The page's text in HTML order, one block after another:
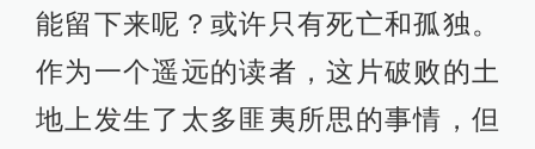
能留下来呢？或许只有死亡和孤独。
作为一个遥远的读者，这片破败的土
地上发生了太多匪夷所思的事情，但